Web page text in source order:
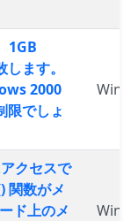
1GB
ます。
2000
限でしょ
クセスで
関数がメ
ド上のメ